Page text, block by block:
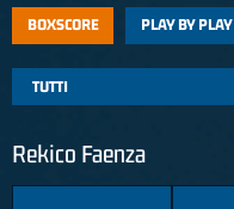
BOXSCORE PLAY BY PLAY
Rekico Faenza